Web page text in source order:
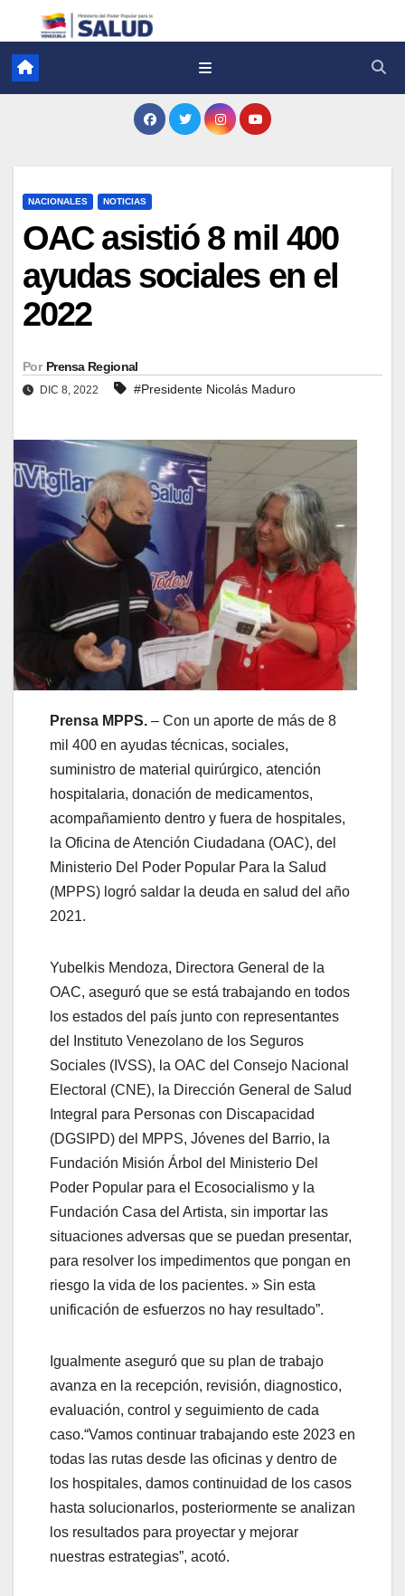
NACIONALES NOTICIAS
OAC asistió 8 mil 400
ayudas sociales en el
2022
Por Prensa Regional
DIC 8, 2022 #Presidente Nicolás Maduro
Prensa MPPS. – Con un aporte de más de 8
mil 400 en ayudas técnicas, sociales,
suministro de material quirúrgico, atención
hospitalaria, donación de medicamentos,
acompañamiento dentro y fuera de hospitales,
la Oficina de Atención Ciudadana (OAC), del
Ministerio Del Poder Popular Para la Salud
(MPPS) logró saldar la deuda en salud del año
2021.
Yubelkis Mendoza, Directora General de la
OAC, aseguró que se está trabajando en todos
los estados del país junto con representantes
del Instituto Venezolano de los Seguros
Sociales (IVSS), la OAC del Consejo Nacional
Electoral (CNE), la Dirección General de Salud
Integral para Personas con Discapacidad
(DGSIPD) del MPPS, Jóvenes del Barrio, la
Fundación Misión Árbol del Ministerio Del
Poder Popular para el Ecosocialismo y la
Fundación Casa del Artista, sin importar las
situaciones adversas que se puedan presentar,
para resolver los impedimentos que pongan en
riesgo la vida de los pacientes. » Sin esta
unificación de esfuerzos no hay resultado”.
Igualmente aseguró que su plan de trabajo
avanza en la recepción, revisión, diagnostico,
evaluación, control y seguimiento de cada
caso.“Vamos continuar trabajando este 2023 en
todas las rutas desde las oficinas y dentro de
los hospitales, damos continuidad de los casos
hasta solucionarlos, posteriormente se analizan
los resultados para proyectar y mejorar
nuestras estrategias”, acotó.